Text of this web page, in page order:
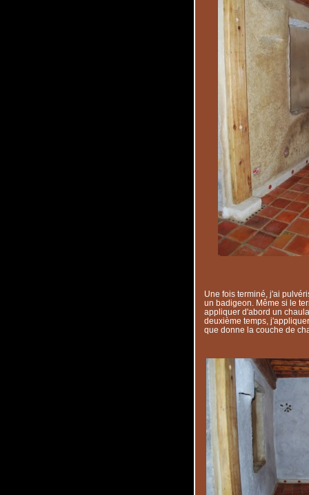
Une fois terminé, j'ai
un badigeon. Même si le
appliquer d'abord un
deuxième temps,
que donne la couche de